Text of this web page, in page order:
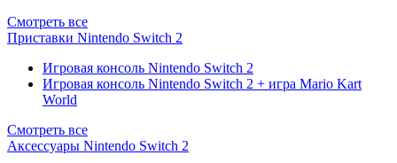
Смотреть все
Приставки Nintendo Switch 2
Игровая консоль Nintendo Switch 2
Игровая консоль Nintendo Switch 2 + игра Mario Kart
World
Смотреть все
Аксессуары Nintendo Switch 2